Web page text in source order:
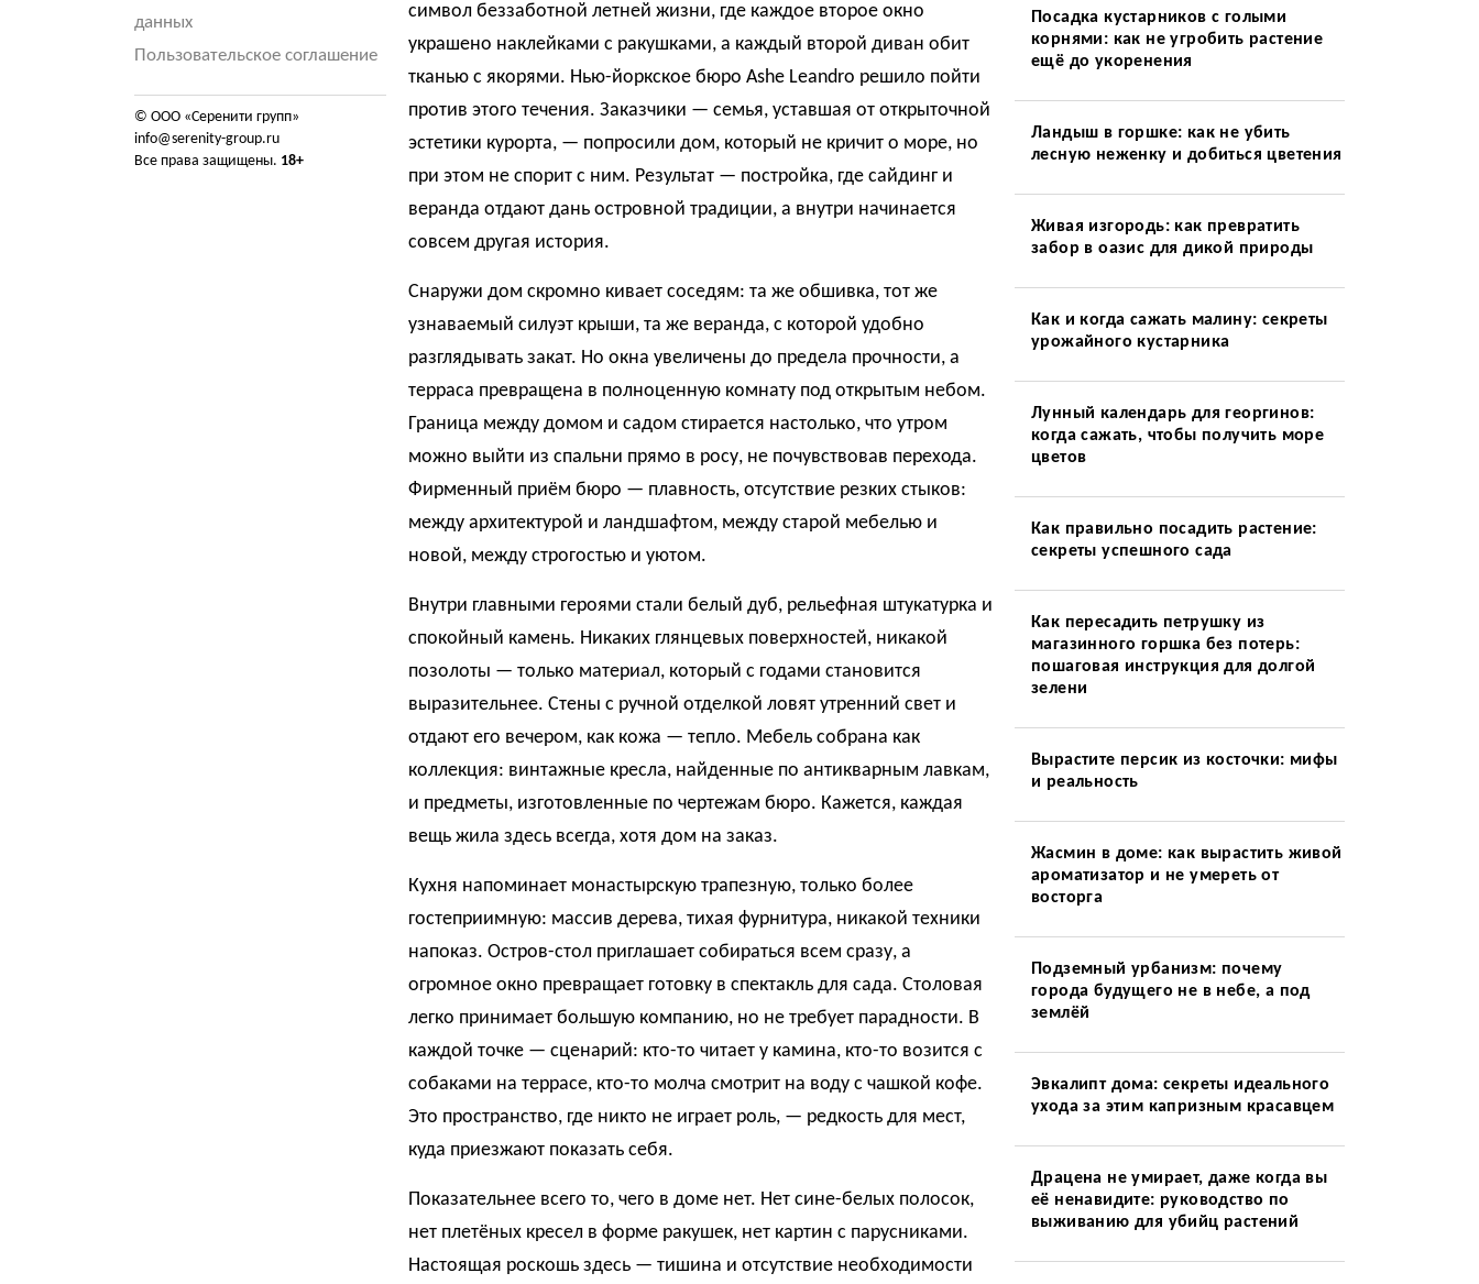
данных
Пользовательское соглашение
© ООО «Серенити групп»
info@serenity-group.ru
Все права защищены. 18+
символ беззаботной летней жизни, где каждое второе окно
украшено наклейками с ракушками, а каждый второй диван обит
тканью с якорями. Нью-йоркское бюро Ashe Leandro решило пойти
против этого течения. Заказчики — семья, уставшая от открыточной
эстетики курорта, — попросили дом, который не кричит о море, но
при этом не спорит с ним. Результат — постройка, где сайдинг и
веранда отдают дань островной традиции, а внутри начинается
совсем другая история.
Снаружи дом скромно кивает соседям: та же обшивка, тот же
узнаваемый силуэт крыши, та же веранда, с которой удобно
разглядывать закат. Но окна увеличены до предела прочности, а
терраса превращена в полноценную комнату под открытым небом.
Граница между домом и садом стирается настолько, что утром
можно выйти из спальни прямо в росу, не почувствовав перехода.
Фирменный приём бюро — плавность, отсутствие резких стыков:
между архитектурой и ландшафтом, между старой мебелью и
новой, между строгостью и уютом.
Внутри главными героями стали белый дуб, рельефная штукатурка и
спокойный камень. Никаких глянцевых поверхностей, никакой
позолоты — только материал, который с годами становится
выразительнее. Стены с ручной отделкой ловят утренний свет и
отдают его вечером, как кожа — тепло. Мебель собрана как
коллекция: винтажные кресла, найденные по антикварным лавкам,
и предметы, изготовленные по чертежам бюро. Кажется, каждая
вещь жила здесь всегда, хотя дом на заказ.
Кухня напоминает монастырскую трапезную, только более
гостеприимную: массив дерева, тихая фурнитура, никакой техники
напоказ. Остров-стол приглашает собираться всем сразу, а
огромное окно превращает готовку в спектакль для сада. Столовая
легко принимает большую компанию, но не требует парадности. В
каждой точке — сценарий: кто-то читает у камина, кто-то возится с
собаками на террасе, кто-то молча смотрит на воду с чашкой кофе.
Это пространство, где никто не играет роль, — редкость для мест,
куда приезжают показать себя.
Показательнее всего то, чего в доме нет. Нет сине-белых полосок,
нет плетёных кресел в форме ракушек, нет картин с парусниками.
Настоящая роскошь здесь — тишина и отсутствие необходимости
Посадка кустарников с голыми
корнями: как не угробить растение
ещё до укоренения
Ландыш в горшке: как не убить
лесную неженку и добиться цветения
Живая изгородь: как превратить
забор в оазис для дикой природы
Как и когда сажать малину: секреты
урожайного кустарника
Лунный календарь для георгинов:
когда сажать, чтобы получить море
цветов
Как правильно посадить растение:
секреты успешного сада
Как пересадить петрушку из
магазинного горшка без потерь:
пошаговая инструкция для долгой
зелени
Вырастите персик из косточки: мифы
и реальность
Жасмин в доме: как вырастить живой
ароматизатор и не умереть от
восторга
Подземный урбанизм: почему
города будущего не в небе, а под
землёй
Эвкалипт дома: секреты идеального
ухода за этим капризным красавцем
Драцена не умирает, даже когда вы
её ненавидите: руководство по
выживанию для убийц растений